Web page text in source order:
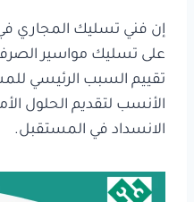
إن فني تسليك المجاري في
على تسليك مواسير
تقييم السبب الرئيسي
الأنسب لتقديم الحلول
الانسداد في المستقبل.